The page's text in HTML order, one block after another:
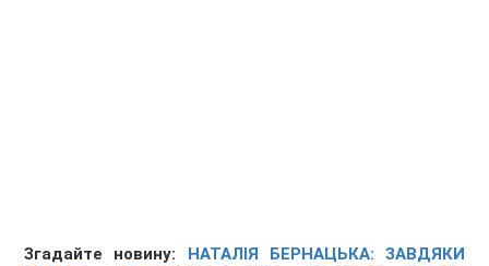
Згадайте новину: НАТАЛІЯ БЕРНАЦЬКА: ЗАВДЯКИ